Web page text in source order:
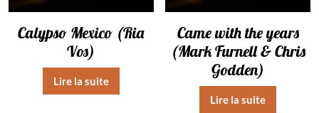
Calypso Mexico (Ria
Vos)
Lire la suite
Came with the years
(Mark Furnell & Chris
Godden)
Lire la suite